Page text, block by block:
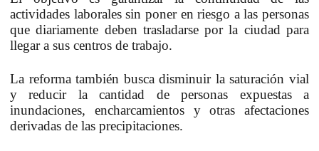
actividades laborales sin poner en riesgo a las personas
que diariamente deben trasladarse por la ciudad para
llegar a sus centros de trabajo.
La reforma también busca disminuir la saturación vial
y reducir la cantidad de personas expuestas a
inundaciones, encharcamientos y otras afectaciones
derivadas de las precipitaciones.